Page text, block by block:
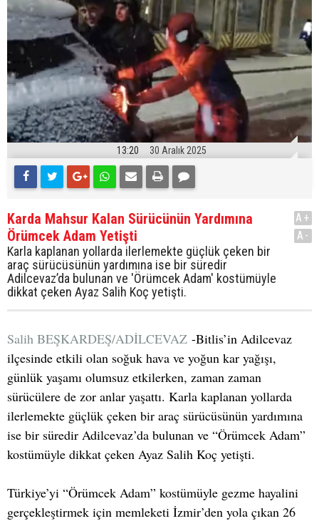
13:20 30 Aralık 2025
Karda Mahsur Kalan Sürücünün Yardımına
Örümcek Adam Yetişti
Karla kaplanan yollarda ilerlemekte güçlük çeken bir
araç sürücüsünün yardımına ise bir süredir
Adilcevaz’da bulunan ve 'Örümcek Adam' kostümüyle
dikkat çeken Ayaz Salih Koç yetişti.
A+
A-
Salih BEŞKARDEŞ/ADİLCEVAZ -Bitlis’in Adilcevaz
ilçesinde etkili olan soğuk hava ve yoğun kar yağışı,
günlük yaşamı olumsuz etkilerken, zaman zaman
sürücülere de zor anlar yaşattı. Karla kaplanan yollarda
ilerlemekte güçlük çeken bir araç sürücüsünün yardımına
ise bir süredir Adilcevaz’da bulunan ve “Örümcek Adam”
kostümüyle dikkat çeken Ayaz Salih Koç yetişti.
Türkiye’yi “Örümcek Adam” kostümüyle gezme hayalini
gerçekleştirmek için memleketi İzmir’den yola çıkan 26